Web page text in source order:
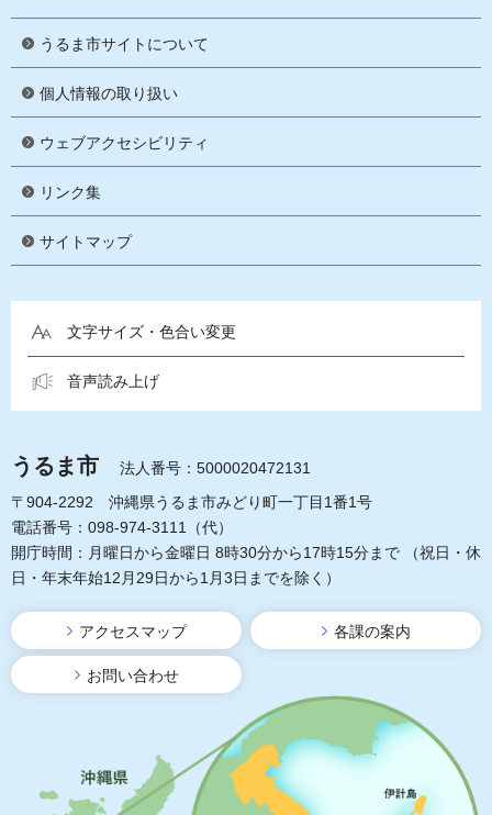
うるま市サイトについて
個人情報の取り扱い
ウェブアクセシビリティ
リンク集
サイトマップ
文字サイズ・色合い変更
音声読み上げ
うるま市
法人番号：5000020472131
〒904-2292 沖縄県うるま市みどり町一丁目1番1号
電話番号：098-974-3111（代）
開庁時間：月曜日から金曜日 8時30分から17時15分まで
（祝日・休
日・年末年始12月29日から1月3日までを除く）
アクセスマップ 各課の案内
お問い合わせ